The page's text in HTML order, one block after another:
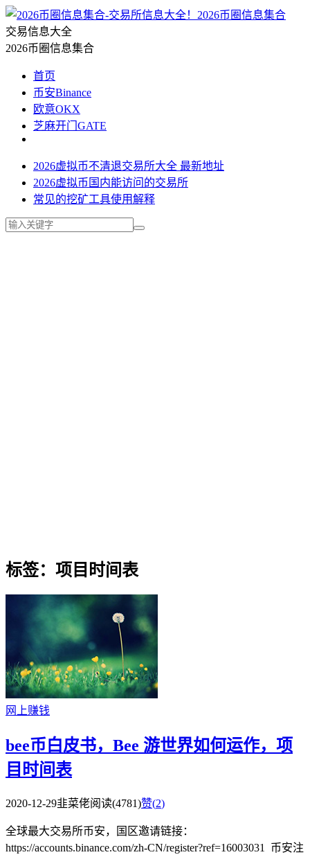
2026币圈信息集合
交易信息大全
2026币圈信息集合
首页
币安Binance
欧意OKX
芝麻开门GATE
2026虚拟币不清退交易所大全 最新地址
2026虚拟币国内能访问的交易所
常见的挖矿工具使用解释
标签：项目时间表
网上赚钱
bee币白皮书，Bee 游世界如何运作，项
目时间表
2020-12-29韭菜佬阅读(4781)赞(2)
全球最大交易所币安，国区邀请链接：
https://accounts.binance.com/zh-CN/register?ref=16003031 币安注